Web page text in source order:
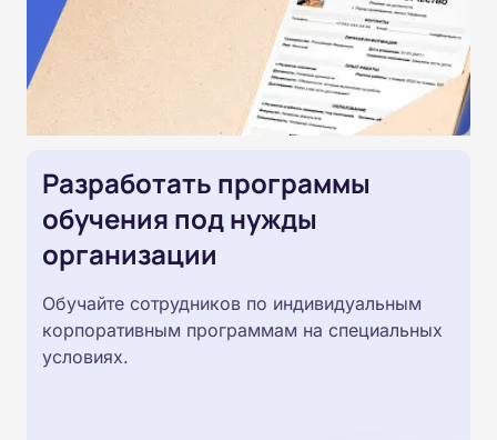
Разработать программы
обучения под нужды
организации
Обучайте сотрудников по индивидуальным
корпоративным программам на специальных
условиях.